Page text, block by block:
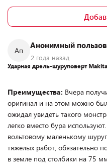
Ап
Анонимный
2 года назад
Ударная дрель-шуруповерт
Преимущества: Вчера
оригинал и на этом можно
ожидал увидеть такого
легко вместо бура
вольтовому маленькому
тяжёлых работ, обязательно
в земле под столбики на 75